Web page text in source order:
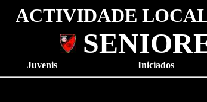
ACTIVIDADE LOCAL
Juvenis Iniciados